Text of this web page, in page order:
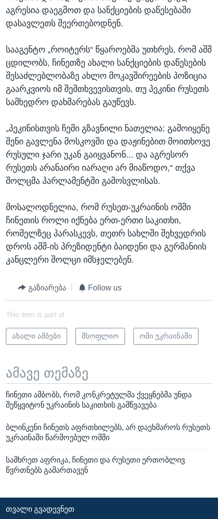
აგრესია დაეგმოთ და სანქციების დაწესებაში
დასავლეთს შეერთებოდნენ.
სააგენტო „როიტერს“ წყაროებმა უთხრეს, რომ აშშ
ცდილობს, ჩინეთზე ახალი სანქციების დაწესების
შესაძლებლობაზე ახლო მოკავშირეების პოზიცია
გაარკვიოს იმ შემთხვევისთვის, თუ პეკინი რუსეთს
სამხედრო დახმარებას გაუწევს.
„პეკინისთვის ჩემი გზავნილი ნათელია: გამოიყენე
შენი გავლენა მოსკოვში და დაჟინებით მოითხოვე
რუსული ჯარი უკან გაიყვანონ... და აგრესორ
რუსეთს არანაირი იარაღი არ მიაწოდო,“ თქვა
შოლცმა პარლამენტში გამოსვლისას.
მოსალოდნელია, რომ რუსეთ-უკრაინის ომში
ჩინეთის როლი იქნება ერთ-ერთი საკითხი,
რომელზეც პარასკევს, თეთრ სახლში შეხვედრის
დროს აშშ-ის პრეზიდენტი ბაიდენი და გერმანიის
კანცლერი შოლცი იმსჯელებენ.
გაზიარება Follow us
This item is part of
ახალი ამბები მსოფლიო ომი უკრაინაში
ამავე თემაზე
ჩინეთი ამბობს, რომ კონკრეტულმა ქვეყნებმა უნდა
შეწყვიტონ უკრაინის საკითხის გამწვავება
ბლინკენი ჩინეთს აფრთხილებს, არ დაეხმაროს რუსეთს
უკრაინაში წარმოებულ ომში
სამხრეთ აფრიკა, ჩინეთი და რუსეთი ერთობლივ
წვრთნებს გამართავენ
ᲗᲕᲐᲚᲘ ᲒᲕᲐᲓᲔᲕᲜᲔᲗ